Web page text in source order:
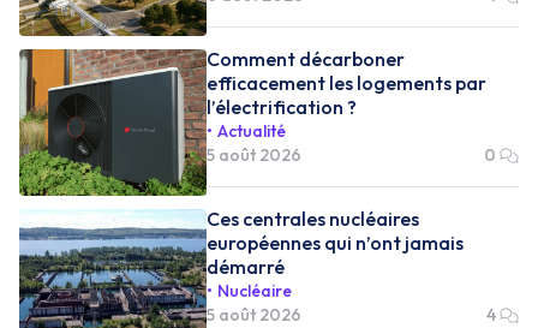
Comment décarboner
efficacement les logements par
l’électrification ?
Actualité
5 août 2026
0
Ces centrales nucléaires
européennes qui n’ont jamais
démarré
Nucléaire
5 août 2026
4